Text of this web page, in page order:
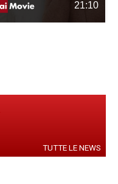
21:10
TUTTE LE NEWS